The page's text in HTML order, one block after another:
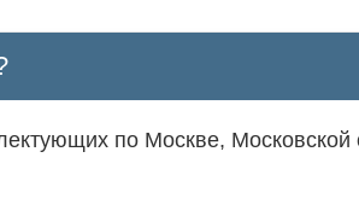
по Москве, Московской